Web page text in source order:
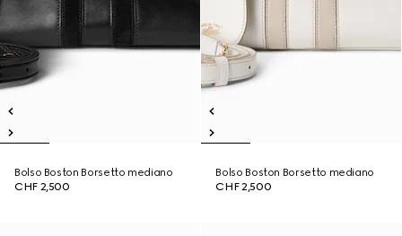
Bolso Boston Borsetto mediano
CHF 2,500
Bolso Boston Borsetto mediano
CHF 2,500